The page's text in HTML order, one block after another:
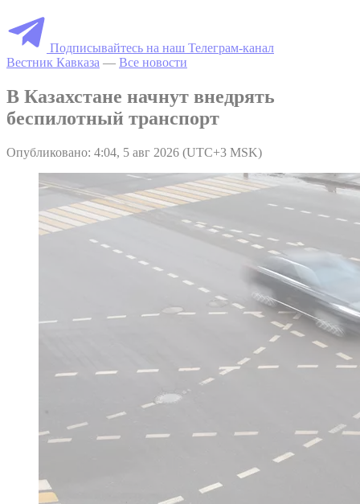
Подписывайтесь на наш Телеграм-канал
Вестник Кавказа — Все новости
В Казахстане начнут внедрять
беспилотный транспорт
Опубликовано: 4:04, 5 авг 2026 (UTC+3 MSK)